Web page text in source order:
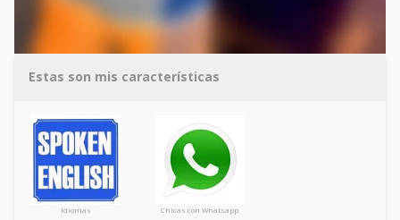
Estas son mis características
Idiomas Chicas con Whatsapp